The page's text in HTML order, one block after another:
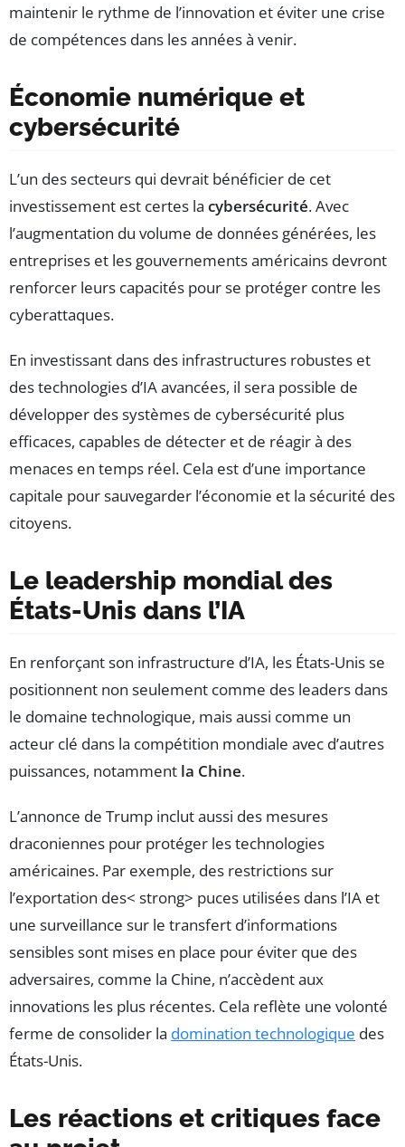
maintenir le rythme de l’innovation et éviter une crise
de compétences dans les années à venir.
Économie numérique et
cybersécurité
L’un des secteurs qui devrait bénéficier de cet
investissement est certes la cybersécurité. Avec
l’augmentation du volume de données générées, les
entreprises et les gouvernements américains devront
renforcer leurs capacités pour se protéger contre les
cyberattaques.
En investissant dans des infrastructures robustes et
des technologies d’IA avancées, il sera possible de
développer des systèmes de cybersécurité plus
efficaces, capables de détecter et de réagir à des
menaces en temps réel. Cela est d’une importance
capitale pour sauvegarder l’économie et la sécurité des
citoyens.
Le leadership mondial des
États-Unis dans l’IA
En renforçant son infrastructure d’IA, les États-Unis se
positionnent non seulement comme des leaders dans
le domaine technologique, mais aussi comme un
acteur clé dans la compétition mondiale avec d’autres
puissances, notamment la Chine.
L’annonce de Trump inclut aussi des mesures
draconiennes pour protéger les technologies
américaines. Par exemple, des restrictions sur
l’exportation des< strong> puces utilisées dans l’IA et
une surveillance sur le transfert d’informations
sensibles sont mises en place pour éviter que des
adversaires, comme la Chine, n’accèdent aux
innovations les plus récentes. Cela reflète une volonté
ferme de consolider la domination technologique des
États-Unis.
Les réactions et critiques face